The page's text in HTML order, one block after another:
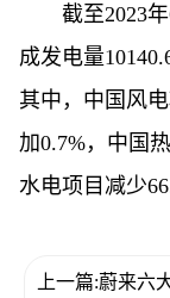
截至2023
成发电量
其中，中国风
加0.7%，中国
水电项目减少
上一篇:蔚来六